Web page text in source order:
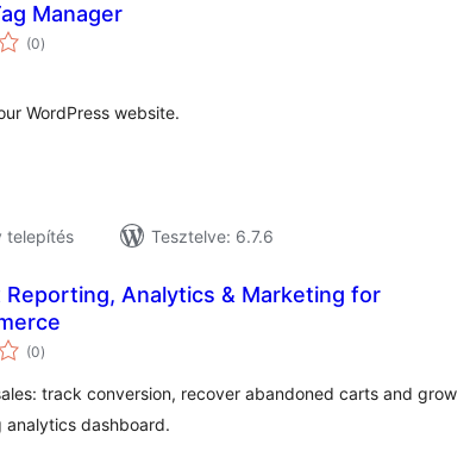
Manager
(0értékelés
összesen
)
WordPress website.
telepítés
Tesztelve: 6.7.6
Reporting, Analytics & Marketing for
(0értékelés
összesen
)
track conversion, recover abandoned carts and grow
analytics dashboard.